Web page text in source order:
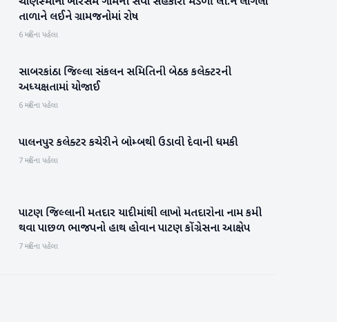
તાળાને લઈને ગ્રામજનોમાં રોષ
6 મહિના પહેલા
સાબરકાંઠા
સાબરકાંઠા જિલ્લા સંકલન સમિતિની બેઠક કલેક્ટરની
અધ્યક્ષતામાં યોજાઈ
6 મહિના પહેલા
બનાસકાંઠા
પાલનપુર કલેક્ટર કચેરીને બોમ્બથી ઉડાવી દેવાની ધમકી
7 મહિના પહેલા
પાટણ
પાટણ જિલ્લાની મતદાર યાદીમાંથી લાખો મતદારોના નામ કમી
થવા પાછળ ભાજપનો હાથ હોવાન પાટણ કોંગ્રેસના આક્ષેપ
7 મહિના પહેલા